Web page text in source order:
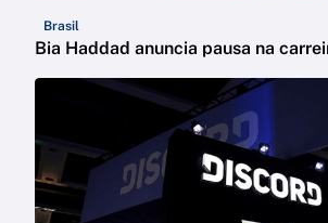
Brasil
Bia Haddad anuncia pausa na